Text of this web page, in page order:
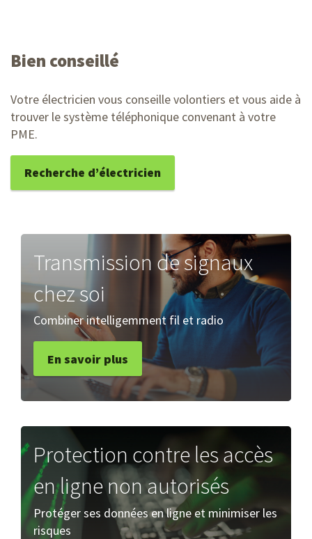
Bien conseillé
Votre électricien vous conseille volontiers et vous aide à
trouver le système téléphonique convenant à votre
PME.
Recherche d’électricien
Transmission de signaux
chez soi
Combiner intelligemment fil et radio
En savoir plus
Protection contre les accès
en ligne non autorisés
Protéger ses données en ligne et minimiser les
risques